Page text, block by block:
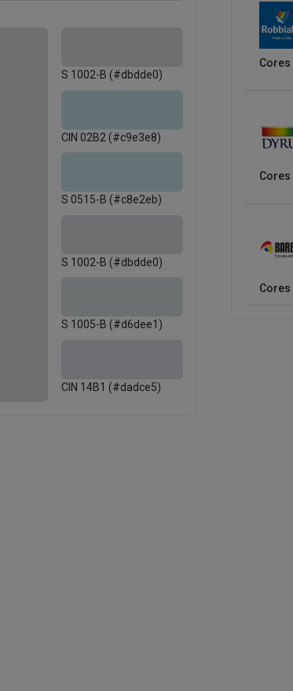
S 1002-B (#dbdde0)
CIN 02B2 (#c9e3e8)
S 0515-B (#c8e2eb)
S 1002-B (#dbdde0)
S 1005-B (#d6dee1)
CIN 14B1 (#dadce5)
Cores
Cores
Cores